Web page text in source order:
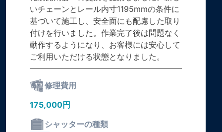
いチェーンとレール内寸1195mmの条件に
基づいて施工し、安全面にも配慮した取り
付けを行いました。作業完了後は問題なく
動作するようになり、お客様には安心して
ご利用いただける状態となりました。
修理費用
175,000円
シャッターの種類